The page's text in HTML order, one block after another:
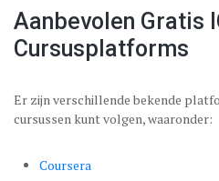
Aanbevolen Gratis
Cursusplatforms
Er zijn verschillende bekende
cursussen kunt volgen, waaronder:
Coursera